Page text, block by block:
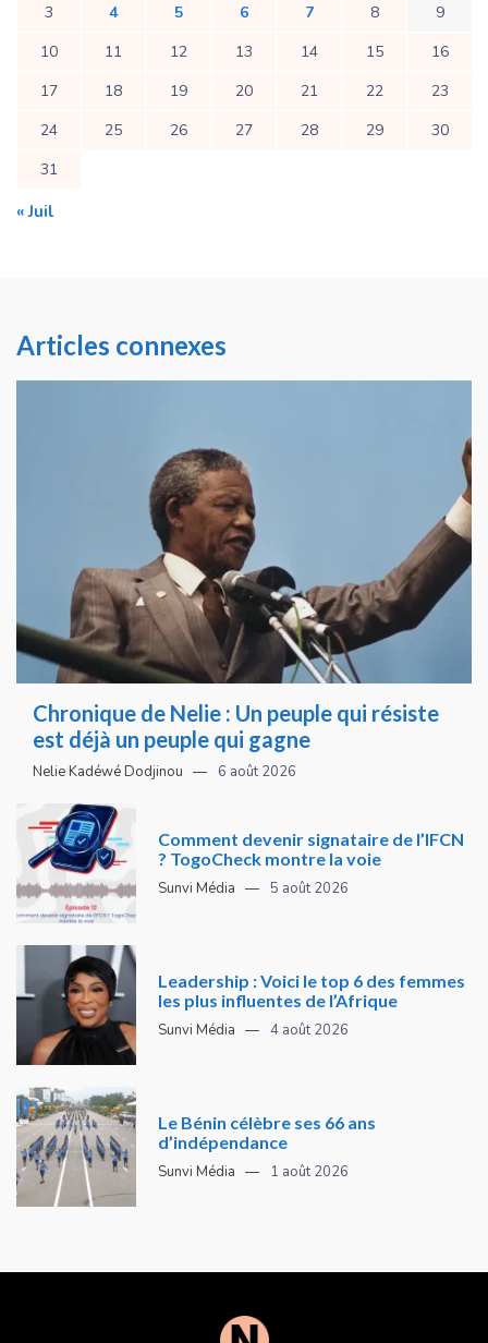
3
4 5 6 7 8
9
10
11 12 13 14 15
16
17
18 19 20 21 22
23
24
25 26 27 28 29
30
31
« Juil
Articles connexes
Chronique de Nelie : Un peuple qui résiste
est déjà un peuple qui gagne
Nelie Kadéwé Dodjinou 6 août 2026
Comment devenir signataire de l’IFCN
? TogoCheck montre la voie
Sunvi Média 5 août 2026
Leadership : Voici le top 6 des femmes
les plus influentes de l’Afrique
Sunvi Média 4 août 2026
Le Bénin célèbre ses 66 ans
d’indépendance
Sunvi Média 1 août 2026